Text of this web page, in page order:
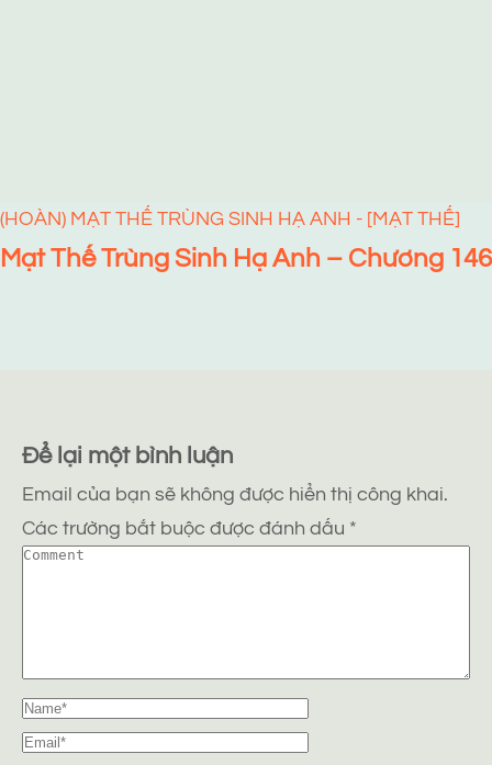
(HOÀN) MẠT THẾ TRÙNG SINH HẠ ANH - [MẠT THẾ]
Mạt Thế Trùng Sinh Hạ Anh – Chương 146
Để lại một bình luận
Email của bạn sẽ không được hiển thị công khai.
Các trường bắt buộc được đánh dấu *